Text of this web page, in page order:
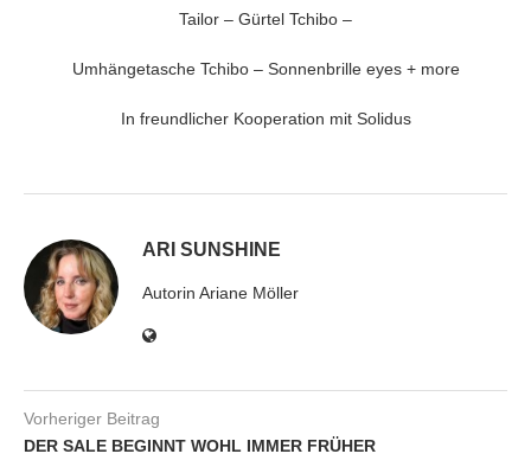
Tailor – Gürtel Tchibo –
Umhängetasche Tchibo – Sonnenbrille eyes + more
In freundlicher Kooperation mit Solidus
ARI SUNSHINE
Autorin Ariane Möller
Vorheriger Beitrag
DER SALE BEGINNT WOHL IMMER FRÜHER